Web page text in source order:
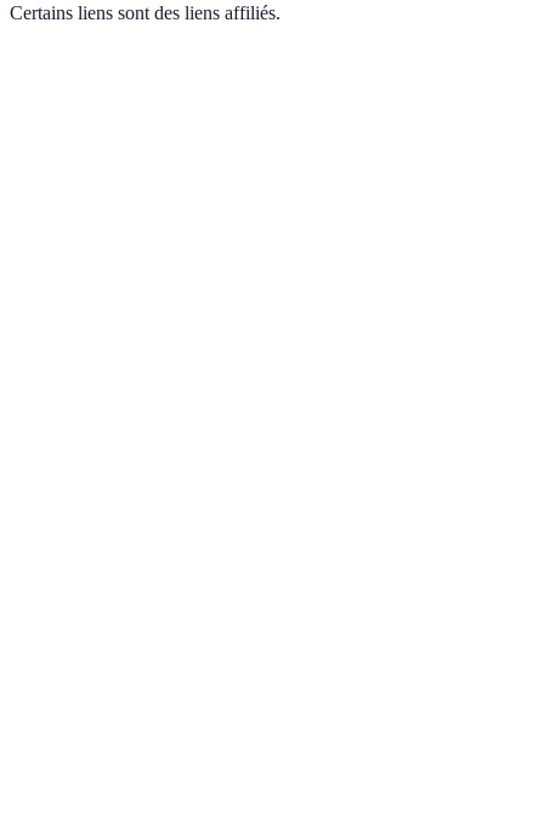
Certains liens sont des liens affiliés.